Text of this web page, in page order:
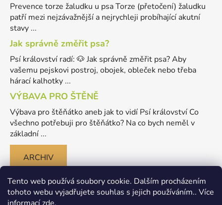
Tento web používá soubory cookie. Dalším procházením
tohoto webu vyjadřujete souhlas s jejich používáním.. Více
Prevence torze žaludku u psa Torze (přetočení) žaludku
patří mezi nejzávažnější a nejrychleji probíhající akutní
stavy ...
Jak správně změřit psa?
Psí království radí: 🐶 Jak správně změřit psa? Aby
vašemu pejskovi postroj, obojek, obleček nebo třeba
hárací kalhotky ...
VÝBAVA PRO ŠTĚNĚ
Výbava pro štěňátko aneb jak to vidí Psí království Co
všechno potřebuji pro štěňátko? Na co bych neměl v
základní ...
ARCHIV